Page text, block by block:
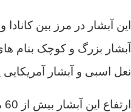
این آبشار در مرز بین
آبشار بزرگ و کوچک بنام
نعل اسبی و آبشار